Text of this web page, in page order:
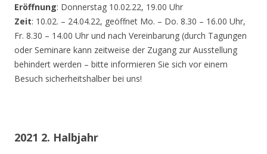
Eröffnung: Donnerstag 10.02.22, 19.00 Uhr
Zeit: 10.02. – 24.04.22, geöffnet Mo. – Do. 8.30 – 16.00 Uhr,
Fr. 8.30 – 14.00 Uhr und nach Vereinbarung (durch Tagungen
oder Seminare kann zeitweise der Zugang zur Ausstellung
behindert werden – bitte informieren Sie sich vor einem
Besuch sicherheitshalber bei uns!
2021 2. Halbjahr